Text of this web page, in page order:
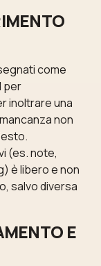
come
per
inoltrare una
non
(es. note,
è libero e non
salvo diversa
E